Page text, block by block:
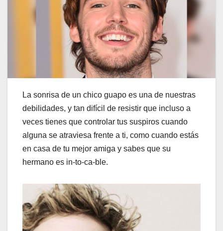
La sonrisa de un chico guapo es una de nuestras
debilidades, y tan difícil de resistir que incluso a
veces tienes que controlar tus suspiros cuando
alguna se atraviesa frente a ti, como cuando estás
en casa de tu mejor amiga y sabes que su
hermano es in-to-ca-ble.